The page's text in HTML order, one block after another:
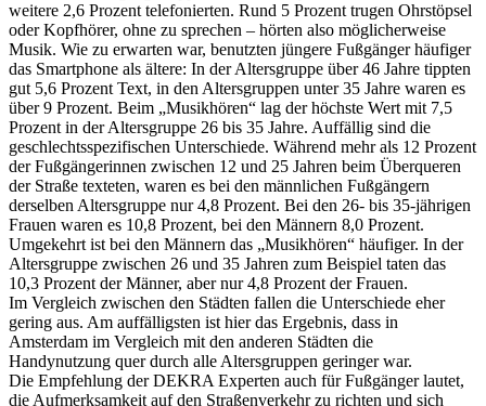
weitere 2,6 Prozent telefonierten. Rund 5 Prozent trugen Ohrstöpsel
oder Kopfhörer, ohne zu sprechen – hörten also möglicherweise
Musik. Wie zu erwarten war, benutzten jüngere Fußgänger häufiger
das Smartphone als ältere: In der Altersgruppe über 46 Jahre tippten
gut 5,6 Prozent Text, in den Altersgruppen unter 35 Jahre waren es
über 9 Prozent. Beim „Musikhören“ lag der höchste Wert mit 7,5
Prozent in der Altersgruppe 26 bis 35 Jahre. Auffällig sind die
geschlechtsspezifischen Unterschiede. Während mehr als 12 Prozent
der Fußgängerinnen zwischen 12 und 25 Jahren beim Überqueren
der Straße texteten, waren es bei den männlichen Fußgängern
derselben Altersgruppe nur 4,8 Prozent. Bei den 26- bis 35-jährigen
Frauen waren es 10,8 Prozent, bei den Männern 8,0 Prozent.
Umgekehrt ist bei den Männern das „Musikhören“ häufiger. In der
Altersgruppe zwischen 26 und 35 Jahren zum Beispiel taten das
10,3 Prozent der Männer, aber nur 4,8 Prozent der Frauen.
Im Vergleich zwischen den Städten fallen die Unterschiede eher
gering aus. Am auffälligsten ist hier das Ergebnis, dass in
Amsterdam im Vergleich mit den anderen Städten die
Handynutzung quer durch alle Altersgruppen geringer war.
Die Empfehlung der DEKRA Experten auch für Fußgänger lautet,
die Aufmerksamkeit auf den Straßenverkehr zu richten und sich